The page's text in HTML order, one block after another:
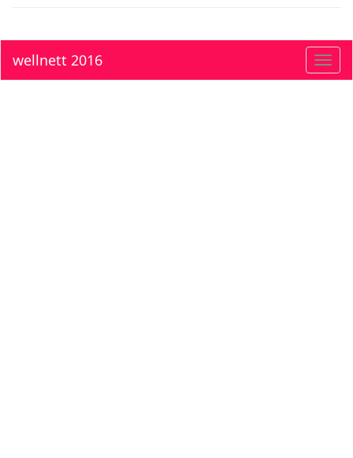
wellnett 2016